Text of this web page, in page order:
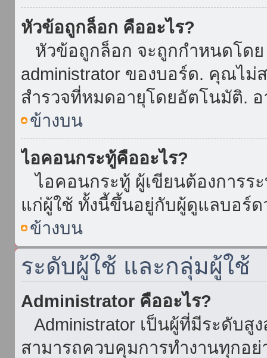
หัวข้อถูกล็อก คืออะไร?
หัวข้อถูกล็อก จะถูกกำหนดโดย
administrator ของบอร์ด. คุณไ
สำรวจที่หมดอายุโดยอัตโนมัติ.
ข้างบน
ไอคอนกระทู้คืออะไร?
ไอคอนกระทู้ ผู้เขียนต้องการร
แก่ผู้ใช้ ทั้งนี้ขึ้นอยู่กับผู้ดูแลบอร์
ข้างบน
ระดับผู้ใช้ และกลุ่มผู้ใช้
Administrator คืออะไร?
Administrator เป็นผู้ที่มีระดับ
สามารถควบคุมการทำงานทุกอ